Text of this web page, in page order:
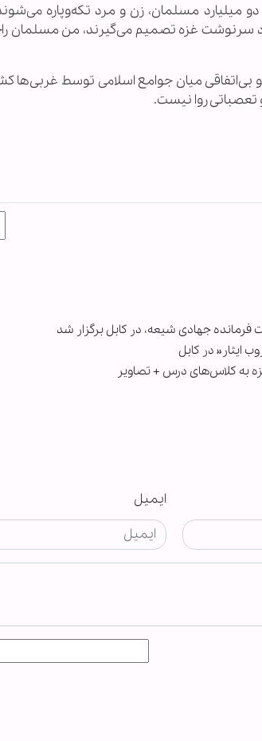
دو میلیارد مسلمان، زن و مرد تکه‌وپاره
سرنوشت غزه تصمیم می‌گیرند، من
بی‌اتفاقی میان جوامع اسلامی توسط غربی‌ها
روا نیست.
جهادی شیعه، در کابل برگزار شد
ایثار« در کابل
به کلاس‌های درس + تصاویر
ایمیل